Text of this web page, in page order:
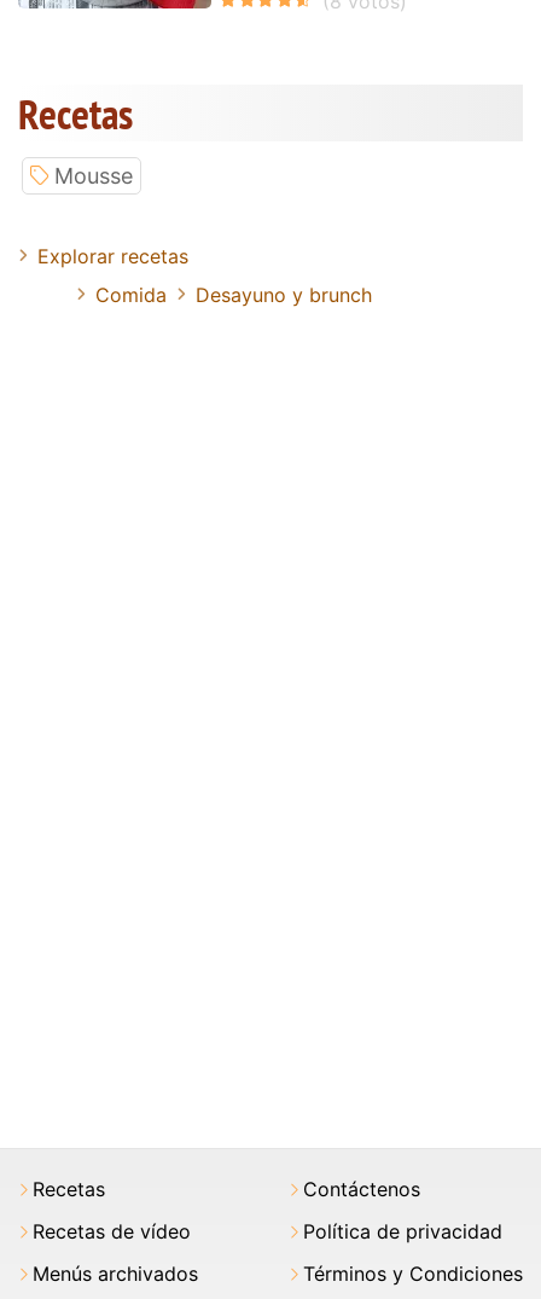
Recetas
Mousse
Explorar recetas
Comida
Desayuno y brunch
Recetas
Recetas de vídeo
Menús archivados
Contáctenos
Política de privacidad
Términos y Condiciones